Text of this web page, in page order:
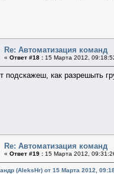
Re: Автоматизация команд
« Ответ #18 : 15 Марта 2012,
подскажеш, как разрешыть
Re: Автоматизация команд
« Ответ #19 : 15 Марта 2012,
(AleksHr) от 15 Марта 2012,